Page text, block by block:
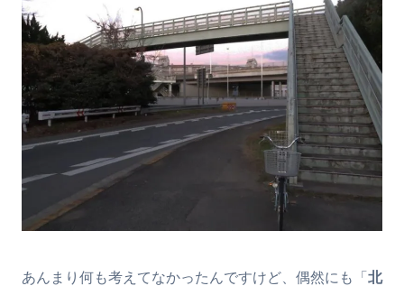
あんまり何も考えてなかったんですけど、偶然にも「 北